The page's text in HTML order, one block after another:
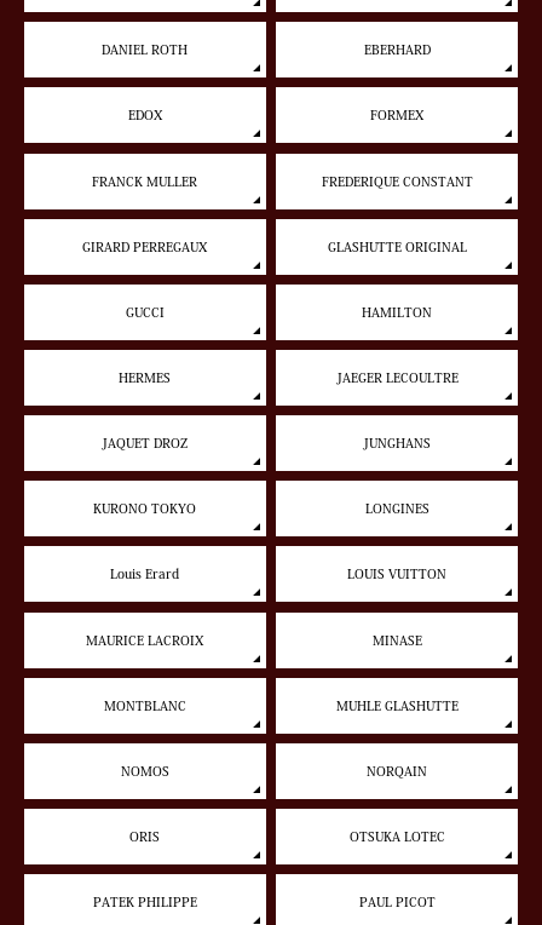
DANIEL ROTH EBERHARD
EDOX FORMEX
FRANCK MULLER FREDERIQUE CONSTANT
GIRARD PERREGAUX GLASHUTTE ORIGINAL
GUCCI HAMILTON
HERMES JAEGER LECOULTRE
JAQUET DROZ JUNGHANS
KURONO TOKYO LONGINES
Louis Erard LOUIS VUITTON
MAURICE LACROIX MINASE
MONTBLANC MUHLE GLASHUTTE
NOMOS NORQAIN
ORIS OTSUKA LOTEC
PATEK PHILIPPE PAUL PICOT